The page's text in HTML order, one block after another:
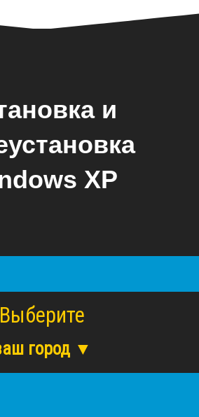
и
XP
Выберите
город ▼